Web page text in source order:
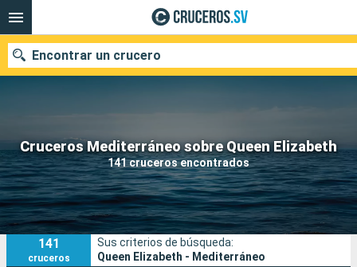
Cruceros Mediterráneo sobre Queen Elizabeth
141 cruceros encontrados
Encontrar un crucero
Nuestros destinos
Fecha de salida
Puertos Compañías
Buscar
141
cruceros
Sus criterios de búsqueda:
Queen Elizabeth - Mediterráneo